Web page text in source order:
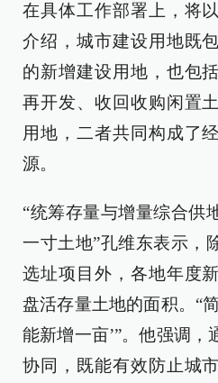
在具体工作部署上，将
介绍，城市建设用地既
的新增建设用地，也包
再开发、收回收购闲置
用地，二者共同构成了
源。
“统筹存量与增量综合供
一寸土地”孔维东表示，
选址项目外，各地年度
盘活存量土地的面积。“
能新增一亩’”。他强调
协同，既能有效防止城